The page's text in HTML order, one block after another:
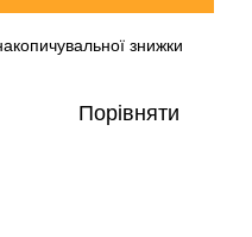
знижки
Порівняти